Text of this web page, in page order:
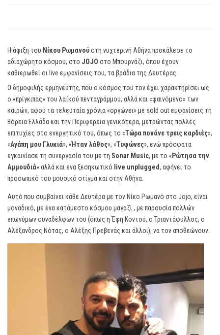
H άφιξη του Νίκου Ρωμανούστη νυχτερινή Αθήνα προκάλεσε το
αδιαχώρητο κόσμου, στο JOJO στο Μπουρνάζι, όπου έχουν
καθιερωθεί οι live εμφανίσεις του, τα βράδια της Δευτέρας.
Ο δημοφιλής ερμηνευτής, που ο κόσμος του τον έχει χαρακτηρίσει ως
ο «πρίγκιπας» του λαϊκού πενταγράμμου, αλλά και «φαινόμενο» των
καιρών, αφού τα τελευταία χρόνια «οργώνει» με sold out εμφανίσεις τη
Βόρεια Ελλάδα και την Περιφέρεια γενικότερα, μετρώντας πολλές
επιτυχίες στο ενεργητικό του, όπως το «Τώρα πονάνε τρεις καρδιές»,
«Αγάπη μου Γλυκιά», «Ήταν λάθος», «Τυφώνες», ενώ πρόσφατα
εγκαινίασε τη συνεργασία του με τη Sonar Music, με το « Ρώτησα την
Αμμουδιά» αλλά και ένα ξεσηκωτικό live unplugged, αφήνει το
προσωπικό του μουσικό στίγμα και στην Αθήνα.
Αυτό που συμβαίνει κάθε Δευτέρα με τον Νίκο Ρωμανό στο Jojo, είναι
μοναδικό, με ένα κατάμεστο κόσμου μαγαζί , με παρουσία πολλών
επωνύμων συναδέλφων του (όπως η Έφη Κοντού, ο Τριαντάφυλλος, ο
Αλέξανδρος Νότας, ο Αλέξης Πρεβενάς και άλλοι), να τον αποθεώνουν.